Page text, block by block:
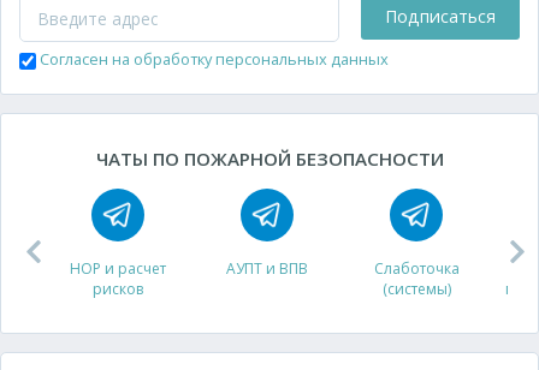
Подписаться
Согласен на обработку персональных данных
ЧАТЫ ПО ПОЖАРНОЙ БЕЗОПАСНОСТИ
НОР и расчет
рисков
АУПТ и ВПВ
Слаботочка
(системы)